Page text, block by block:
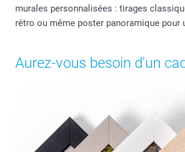
murales personnalisées : tirages
rétro ou même poster panoramique pour
Aurez-vous besoin d'un